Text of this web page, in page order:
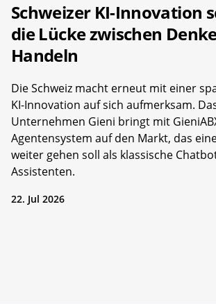
Schweizer KI-Innovation
die Lücke zwischen
Handeln
Die Schweiz macht erneut mit einer
KI-Innovation auf sich aufmerksam.
Unternehmen Gieni bringt mit
Agentensystem auf den Markt, das
weiter gehen soll als klassische
Assistenten.
22. Jul 2026